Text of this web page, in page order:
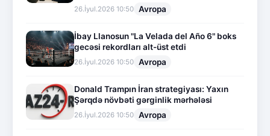
26.İyul.2026 10:50 Avropa
İbay Llanosun "La Velada del Año 6" boks
gecəsi rekordları alt-üst etdi
26.İyul.2026 10:50 Avropa
Donald Trampın İran strategiyası: Yaxın
Şərqdə növbəti gərginlik mərhələsi
26.İyul.2026 10:50 Avropa